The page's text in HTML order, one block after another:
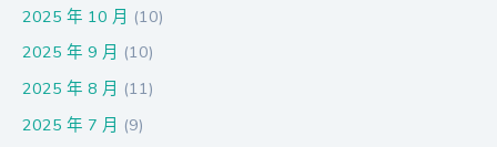
2025 年 10 月 (10)
2025 年 9 月 (10)
2025 年 8 月 (11)
2025 年 7 月 (9)